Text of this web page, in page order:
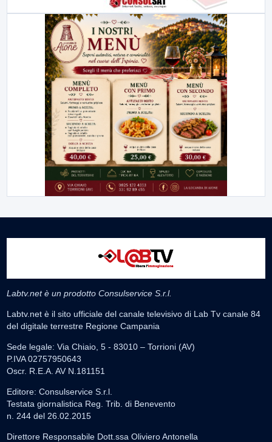
Labtv.net è un prodotto Consulservice S.r.l.
Labtv.net è il sito ufficiale del canale televisivo di Lab Tv canale 84
del digitale terrestre Regione Campania
Sede legale: Via Chiaio, 5 - 83010 – Torrioni (AV)
P.IVA 02757950643
Oscr. R.E.A. AV N.181151
Editore: Consulservice S.r.l.
Testata giornalistica Reg. Trib. di Benevento
n. 244 del 26.02.2015
Direttore Responsabile Dott.ssa Oliviero Antonella